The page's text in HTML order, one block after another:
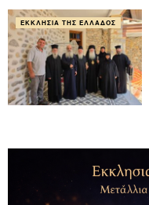
ΕΚΚΛΗΣΊΑ ΤΗΣ ΕΛΛΆΔΟΣ